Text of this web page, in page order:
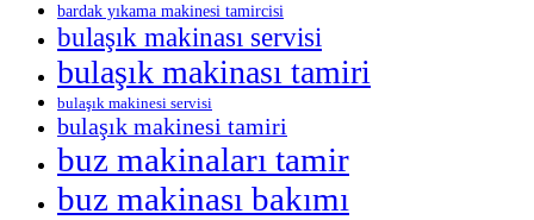
bardak yıkama makinesi tamircisi
bulaşık makinası servisi
bulaşık makinası tamiri
bulaşık makinesi servisi
bulaşık makinesi tamiri
buz makinaları tamir
buz makinası bakımı